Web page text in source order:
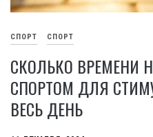
СПОРТ СПОРТ
СКОЛЬКО ВРЕМЕНИ
СПОРТОМ ДЛЯ
ВЕСЬ ДЕНЬ